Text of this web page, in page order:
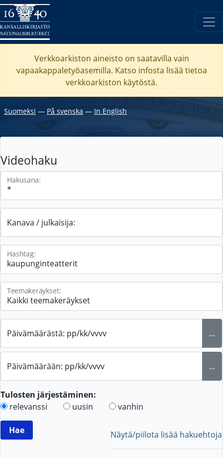
Verkkoarkiston aineisto on saatavilla vain
vapaakappaletyöasemilla. Katso infosta lisää tietoa
verkkoarkiston käytöstä.
Suomeksi ― På svenska ― In English
Videohaku
Hakusana:
Kanava / julkaisija:
Hashtag:
Teemakeräykset:
Päivämäärästä: pp/kk/vvvv ...
Päivämäärään: pp/kk/vvvv ...
Tulosten järjestäminen:
relevanssi
uusin vanhin
Näytä/piilota lisää hakuehtoja